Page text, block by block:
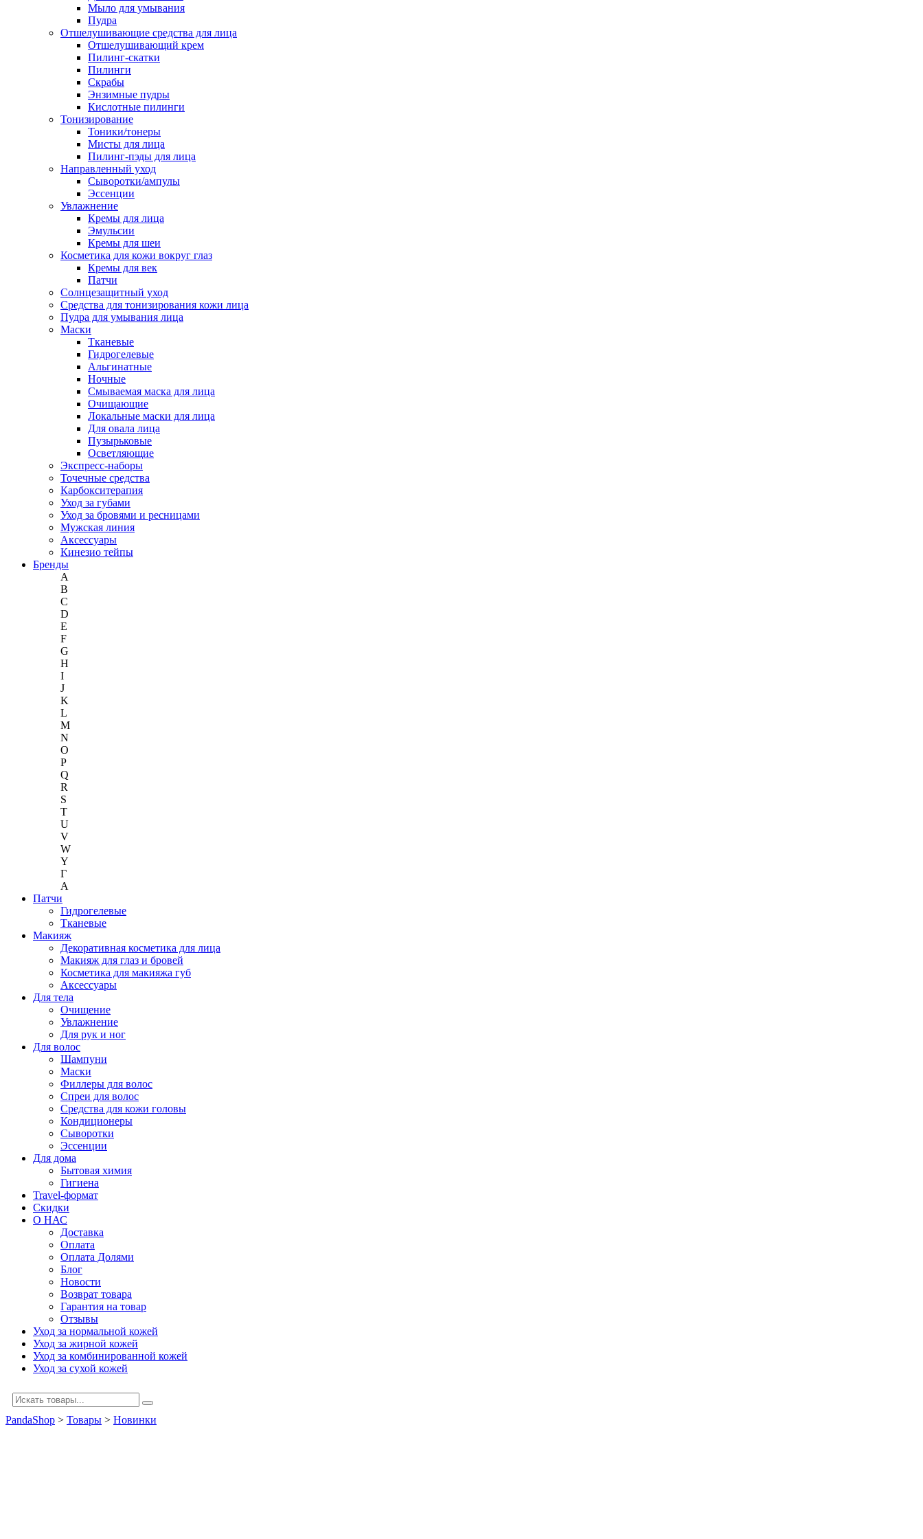
Мыло для умывания
Пудра
Отшелушивающие средства для лица
Отшелушивающий крем
Пилинг-скатки
Пилинги
Скрабы
Энзимные пудры
Кислотные пилинги
Тонизирование
Тоники/тонеры
Мисты для лица
Пилинг-пэды для лица
Направленный уход
Сыворотки/ампулы
Эссенции
Увлажнение
Кремы для лица
Эмульсии
Кремы для шеи
Косметика для кожи вокруг глаз
Кремы для век
Патчи
Солнцезащитный уход
Средства для тонизирования кожи лица
Пудра для умывания лица
Маски
Тканевые
Гидрогелевые
Альгинатные
Ночные
Смываемая маска для лица
Очищающие
Локальные маски для лица
Для овала лица
Пузырьковые
Осветляющие
Экспресс-наборы
Точечные средства
Карбокситерапия
Уход за губами
Уход за бровями и ресницами
Мужская линия
Аксессуары
Кинезио тейпы
Бренды
A
B
C
D
E
F
G
H
I
J
K
L
M
N
O
P
Q
R
S
T
U
V
W
Y
Г
A
Патчи
Гидрогелевые
Тканевые
Макияж
Декоративная косметика для лица
Макияж для глаз и бровей
Косметика для макияжа губ
Аксессуары
Для тела
Очищение
Увлажнение
Для рук и ног
Для волос
Шампуни
Маски
Филлеры для волос
Спреи для волос
Средства для кожи головы
Кондиционеры
Сыворотки
Эссенции
Для дома
Бытовая химия
Гигиена
Travel-формат
Скидки
О НАС
Доставка
Оплата
Оплата Долями
Блог
Новости
Возврат товара
Гарантия на товар
Отзывы
Уход за нормальной кожей
Уход за жирной кожей
Уход за комбинированной кожей
Уход за сухой кожей
PandaShop > Товары > Новинки